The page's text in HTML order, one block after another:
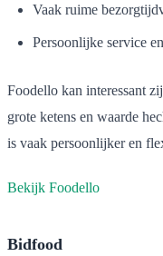
Vaak ruime
Persoonlijke service
Foodello kan interessant
grote ketens en waarde
is vaak persoonlijker en
Bekijk Foodello
Bidfood